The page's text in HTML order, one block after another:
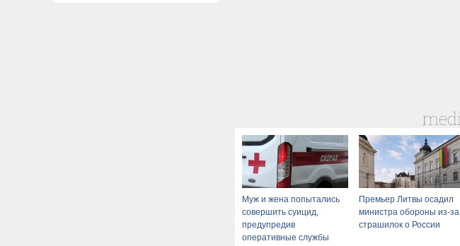
Муж и жена попытались
совершить суицид,
предупредив
оперативные службы
Премьер Литвы осадил
министра обороны из-за
страшилок о России